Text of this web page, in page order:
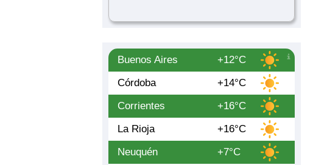
Buenos Aires
+12°C
Córdoba
+14°C
Corrientes
+16°C
La Rioja
+16°C
Neuquén
+7°C